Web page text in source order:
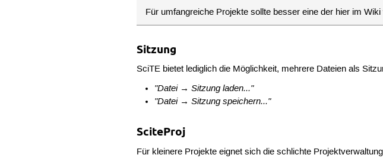
pathbar.visible=0
statusbar.visible=1
	$(FilePath) | $(FileDate) - $(FileTime) |\
| Attribute:$(FileAttr) |
Für umfangreiche Projekte sollte besser eine der hier im
Sitzung
SciTE bietet lediglich die Möglichkeit, mehrere Dateien als
"Datei → Sitzung laden..."
"Datei → Sitzung speichern..."
SciteProj
Für kleinere Projekte eignet sich die schlichte